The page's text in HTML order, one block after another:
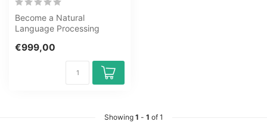
Become a Natural
Language Processing
comprehensive 173+ hour
€999,00
Showing 1 - 1 of 1